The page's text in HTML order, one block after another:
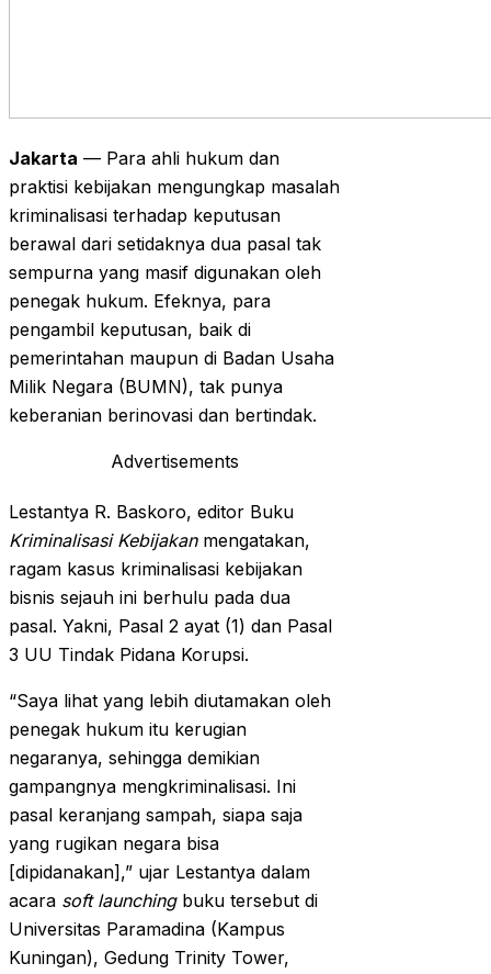
Jakarta — Para ahli hukum dan
praktisi kebijakan mengungkap masalah
kriminalisasi terhadap keputusan
berawal dari setidaknya dua pasal tak
sempurna yang masif digunakan oleh
penegak hukum. Efeknya, para
pengambil keputusan, baik di
pemerintahan maupun di Badan Usaha
Milik Negara (BUMN), tak punya
keberanian berinovasi dan bertindak.
Advertisements
Lestantya R. Baskoro, editor Buku
Kriminalisasi Kebijakanmengatakan,
ragam kasus kriminalisasi kebijakan
bisnis sejauh ini berhulu pada dua
pasal. Yakni, Pasal 2 ayat (1) dan Pasal
3 UU Tindak Pidana Korupsi.
“Saya lihat yang lebih diutamakan oleh
penegak hukum itu kerugian
negaranya, sehingga demikian
gampangnya mengkriminalisasi. Ini
pasal keranjang sampah, siapa saja
yang rugikan negara bisa
[dipidanakan],” ujar Lestantya dalam
acara soft launching buku tersebut di
Universitas Paramadina (Kampus
Kuningan), Gedung Trinity Tower,